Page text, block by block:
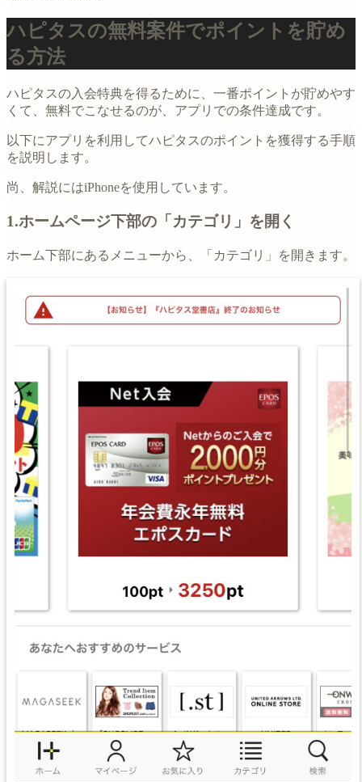
ハピタスの無料案件でポイントを貯め
る方法
ハピタスの入会特典を得るために、一番ポイントが貯めやす
くて、無料でこなせるのが、アプリでの条件達成です。
以下にアプリを利用してハピタスのポイントを獲得する手順
を説明します。
尚、解説にはiPhoneを使用しています。
1.ホームページ下部の「カテゴリ」を開く
ホーム下部にあるメニューから、「カテゴリ」を開きます。